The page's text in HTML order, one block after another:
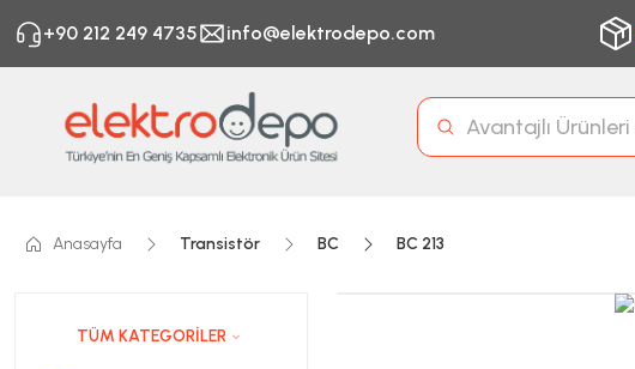
+90 212 249 4735 info@elektrodepo.com
Anasayfa Transistör BC BC 213
TÜM KATEGORİLER